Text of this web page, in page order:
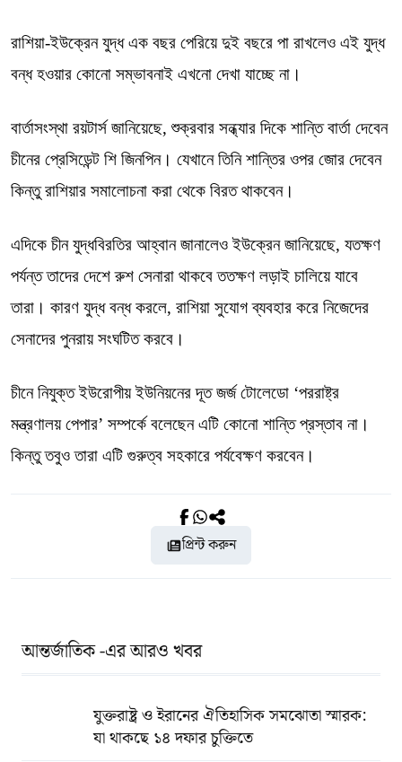
রাশিয়া-ইউক্রেন যুদ্ধ এক বছর পেরিয়ে দুই বছরে পা রাখলেও এই যুদ্ধ
বন্ধ হওয়ার কোনো সম্ভাবনাই এখনো দেখা যাচ্ছে না।
বার্তাসংস্থা রয়টার্স জানিয়েছে, শুক্রবার সন্ধ্যার দিকে শান্তি বার্তা দেবেন
চীনের প্রেসিডেন্ট শি জিনপিন। যেখানে তিনি শান্তির ওপর জোর দেবেন
কিন্তু রাশিয়ার সমালোচনা করা থেকে বিরত থাকবেন।
এদিকে চীন যুদ্ধবিরতির আহ্বান জানালেও ইউক্রেন জানিয়েছে, যতক্ষণ
পর্যন্ত তাদের দেশে রুশ সেনারা থাকবে ততক্ষণ লড়াই চালিয়ে যাবে
তারা। কারণ যুদ্ধ বন্ধ করলে, রাশিয়া সুযোগ ব্যবহার করে নিজেদের
সেনাদের পুনরায় সংঘটিত করবে।
চীনে নিযুক্ত ইউরোপীয় ইউনিয়নের দূত জর্জ টোলেডো ‘পররাষ্ট্র
মন্ত্রণালয় পেপার’ সম্পর্কে বলেছেন এটি কোনো শান্তি প্রস্তাব না।
কিন্তু তবুও তারা এটি গুরুত্ব সহকারে পর্যবেক্ষণ করবেন।
প্রিন্ট করুন
আন্তর্জাতিক -এর আরও খবর
যুক্তরাষ্ট্র ও ইরানের ঐতিহাসিক সমঝোতা স্মারক:
যা থাকছে ১৪ দফার চুক্তিতে